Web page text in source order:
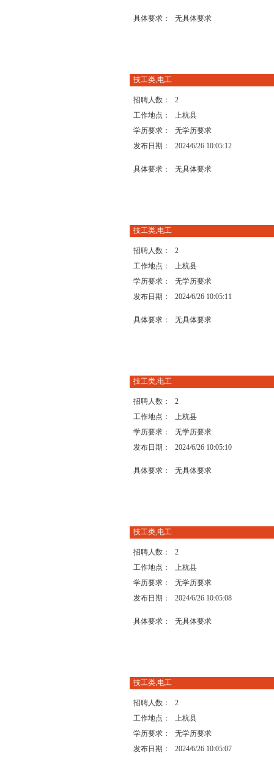
具体要求： 无具体要求
技工类,电工
招聘人数：
2
工作地点：
上杭县
学历要求：
无学历要求
发布日期：
2024/6/26 10:05:12
具体要求： 无具体要求
技工类,电工
招聘人数：
2
工作地点：
上杭县
学历要求：
无学历要求
发布日期：
2024/6/26 10:05:11
具体要求： 无具体要求
技工类,电工
招聘人数：
2
工作地点：
上杭县
学历要求：
无学历要求
发布日期：
2024/6/26 10:05:10
具体要求： 无具体要求
技工类,电工
招聘人数：
2
工作地点：
上杭县
学历要求：
无学历要求
发布日期：
2024/6/26 10:05:08
具体要求： 无具体要求
技工类,电工
招聘人数：
2
工作地点：
上杭县
学历要求：
无学历要求
发布日期：
2024/6/26 10:05:07